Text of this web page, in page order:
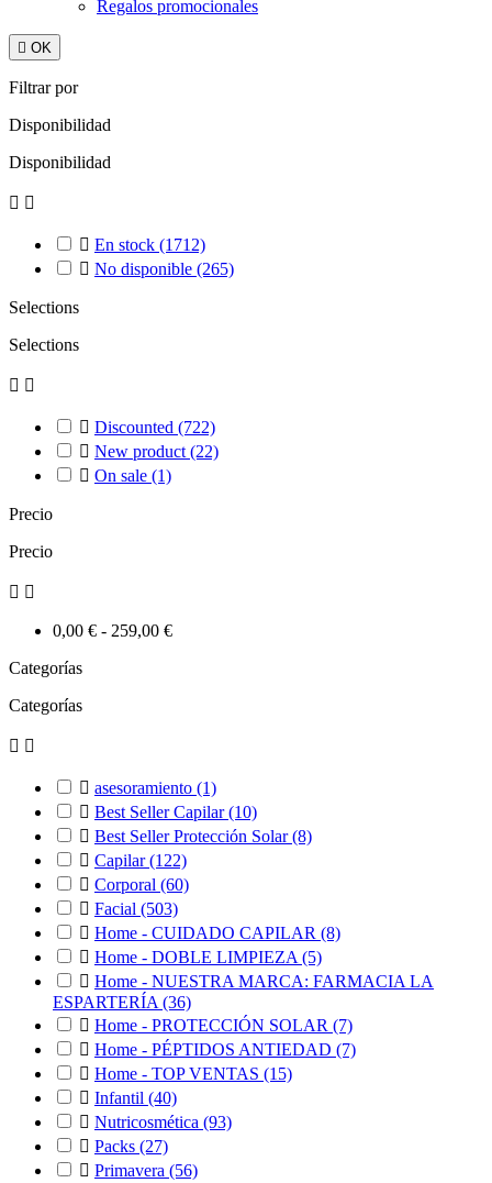
Regalos promocionales
 OK
Filtrar por
Disponibilidad
Disponibilidad
 
 En stock (1712)
 No disponible (265)
Selections
Selections
 
 Discounted (722)
 New product (22)
 On sale (1)
Precio
Precio
 
0,00 € - 259,00 €
Categorías
Categorías
 
 asesoramiento (1)
 Best Seller Capilar(10)
 Best Seller Protección Solar(8)
 Capilar(122)
 Corporal (60)
 Facial (503)
 Home - CUIDADO CAPILAR (8)
 Home - DOBLE LIMPIEZA (5)
 Home - NUESTRA MARCA: FARMACIA LA
ESPARTERÍA (36)
 Home - PROTECCIÓN SOLAR (7)
 Home - PÉPTIDOS ANTIEDAD (7)
 Home - TOP VENTAS (15)
 Infantil (40)
 Nutricosmética (93)
 Packs (27)
 Primavera (56)